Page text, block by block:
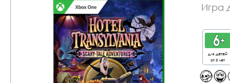
Игра
для детей
от 6 лет